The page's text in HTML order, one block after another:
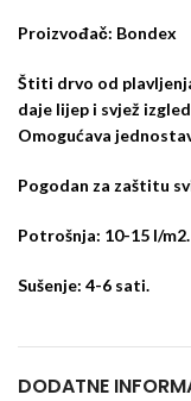
Proizvođač: Bondex
Štiti drvo od
daje lijep i svjež
Omogućava
Pogodan za zaštitu
Potrošnja: 10-15 l/m2.
Sušenje: 4-6 sati.
DODATNE